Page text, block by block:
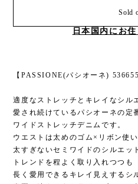
Sold
日本国内にお
【PASSIONE(パシオーネ) 536655
適度なストレッチとキレイなシル
愛され続けているパシオーネの定
ワイドストレッチデニムです。
ウエストは太めのゴム×リボン使
太すぎないセミワイドのシルエッ
トレンドを程よく取り入れつつも
長く愛用できるキレイ見えするシ